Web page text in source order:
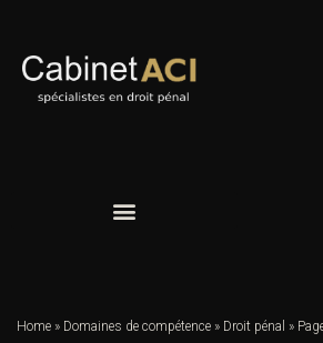
Home » Domaines de compétence » Droit pénal »